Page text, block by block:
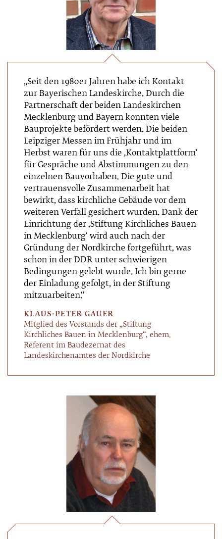
„Seit den 1980er Jahren habe ich Kontakt
zur Bayerischen Landeskirche. Durch die
Partnerschaft der beiden Landeskirchen
Mecklenburg und Bayern konnten viele
Bauprojekte befördert werden. Die beiden
Leipziger Messen im Frühjahr und im
Herbst waren für uns die ‚Kontaktplattform‘
für Gespräche und Abstimmungen zu den
einzelnen Bauvorhaben. Die gute und
vertrauensvolle Zusammenarbeit hat
bewirkt, dass kirchliche Gebäude vor dem
weiteren Verfall gesichert wurden. Dank der
Einrichtung der ‚Stiftung Kirchliches Bauen
in Mecklenburg‘ wird auch nach der
Gründung der Nordkirche fortgeführt, was
schon in der DDR unter schwierigen
Bedingungen gelebt wurde. Ich bin gerne
der Einladung gefolgt, in der Stiftung
mitzuarbeiten.“
KLAUS-PETER GAUER
Mitglied des Vorstands der „Stiftung
Kirchliches Bauen in Mecklenburg“, ehem.
Referent im Baudezernat des
Landeskirchenamtes der Nordkirche